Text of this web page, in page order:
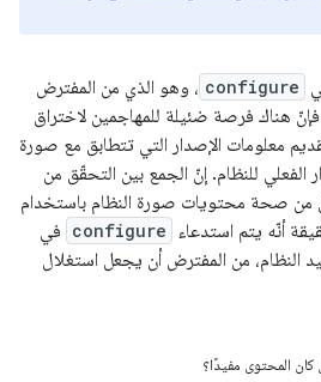
configure ، وهو الذي من المفترض
هناك فرصة ضئيلة للمهاجمين لاختراق
معلومات الإصدار التي تتطابق مع صورة
الفعلي للنظام. إنّ الجمع بين التحقّق من
من صحة محتويات صورة النظام باستخدام
configure في
النظام، من المفترض أن يجعل استغلال
كان المحتوى مفيدًا؟